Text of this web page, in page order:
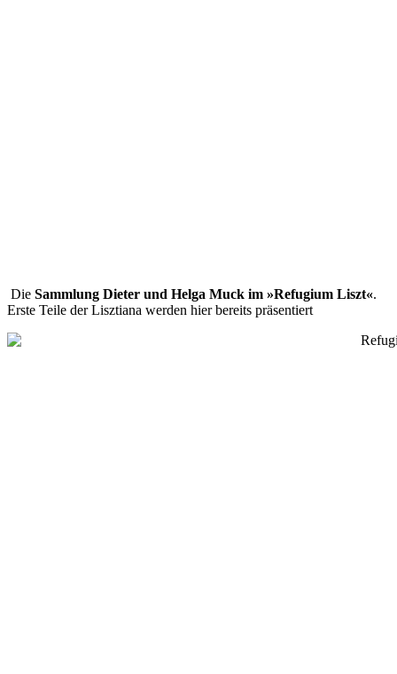
Die Sammlung Dieter und Helga Muck im »Refugium Liszt«.
Erste Teile der Lisztiana werden hier bereits präsentiert